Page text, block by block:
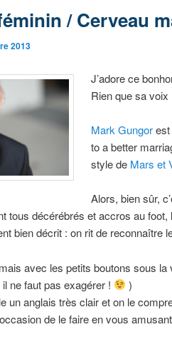
/ Cerveau
2013
J’adore ce
Rien que sa voix
Mark Gungorest
to a better
style de Mars et
Alors, bien sûr,
tous décérébrés et accros au
bien décrit : on rit de
avec les petits boutons sous
ne faut pas exagérer !
)
un anglais très clair et on le
de le faire en vous